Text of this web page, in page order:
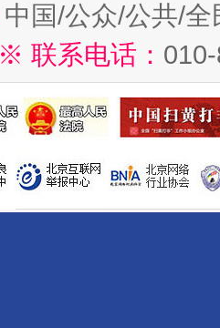
中国/公众/公共/
※ 联系电话：